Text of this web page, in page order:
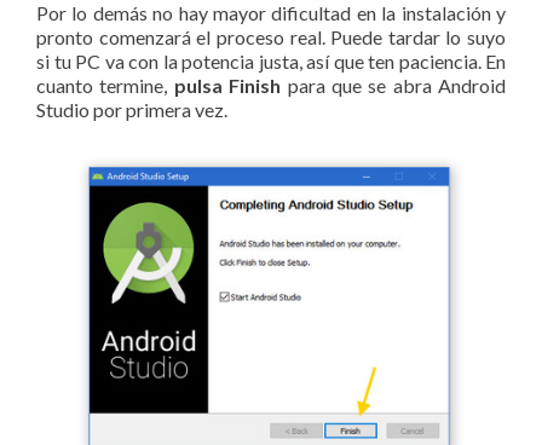
Por lo demás no hay mayor dificultad en la instalación y
pronto comenzará el proceso real. Puede tardar lo suyo
si tu PC va con la potencia justa, así que ten paciencia. En
cuanto termine, pulsa Finish para que se abra Android
Studio por primera vez.